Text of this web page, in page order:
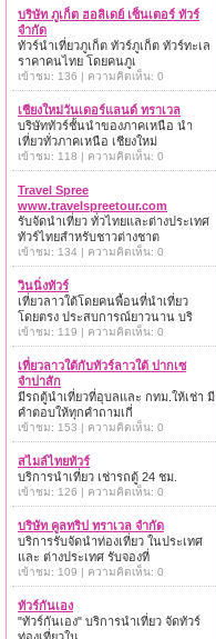
บริษัท ภูเก็ต ฮอลิเดย์ เซ็นเตอร์ ทัวร์
จำกัด
ทัวร์นำเที่ยวภูเก็ต ทัวร์ภูเก็ต ทัวร์ทะเล
ราคาคนไทย โดยคนภูเ
เข้าชม: 136 | ความคิดเห็น: 0
เชียงใหม่วันเดอร์แลนด์ ทราเวล
บริษัททัวร์ชั้นนำของภาคเหนือ นำ
เที่ยวทั่วภาคเหนือ เชียงใหม่
เข้าชม: 118 | ความคิดเห็น: 0
Travel Spree
www.travelspreetour.com
รับจัดนำเที่ยว ทั่วไทยและต่างประเทศ
ทัวร์ไทยสำหรับชาวต่างชาต
เข้าชม: 134 | ความคิดเห็น: 0
วินนิ่งทัวร์
เที่ยวลาวใต้โดยคนพื้อนที่นำเที่ยว
โดยตรง ประสบการณ์ยาวนาน บริ
เข้าชม: 119 | ความคิดเห็น: 0
เที่ยวลาวใต้กับทัวร์ลาวใต้ ปากเซ
จำปาสัก
มีรถตู้นำเที่ยวที่อุบลและ กทม.ให้เช่า มี
คำตอบให้ทุกคำถามเกี่
เข้าชม: 153 | ความคิดเห็น: 0
สไมล์ไทยทัวร์
บริการนำเที่ยว เช่ารถตู้ 24 ชม.
เข้าชม: 126 | ความคิดเห็น: 0
บริษัท คูลทริป ทราเวล จำกัด
บริการรับจัดนำท่องเที่ยว ในประเทศ
และ ต่างประเทศ รับจองที่
เข้าชม: 109 | ความคิดเห็น: 0
ทัวร์กันเอง
"ทัวร์กันเอง" บริการนำเที่ยว จัดทัวร์